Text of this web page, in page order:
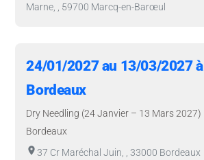
Marne, , 59700 Marcq-en-Barœul
24/01/2027 au 13/03/2027 à
Bordeaux
Dry Needling (24 Janvier – 13 Mars 2027)
Bordeaux
room 37 Cr Maréchal Juin, , 33000 Bordeaux